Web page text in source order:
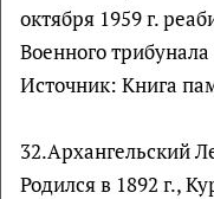
октября 1959 г.
Военного
Источник: Книга
32.Архангельский
Родился в 1892 г.,